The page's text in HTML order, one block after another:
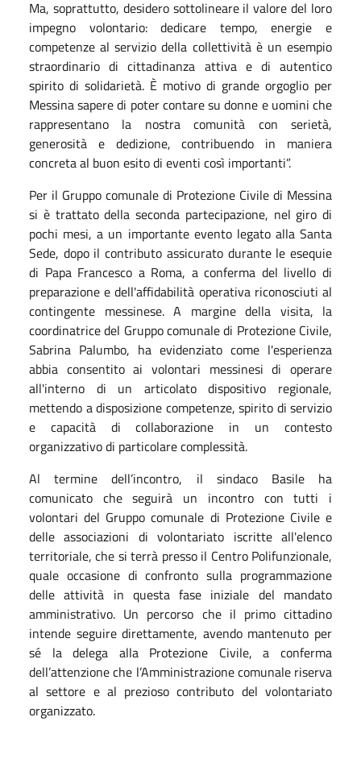
Ma, soprattutto, desidero sottolineare il valore del loro
impegno volontario: dedicare tempo, energie e
competenze al servizio della collettività è un esempio
straordinario di cittadinanza attiva e di autentico
spirito di solidarietà. È motivo di grande orgoglio per
Messina sapere di poter contare su donne e uomini che
rappresentano la nostra comunità con serietà,
generosità e dedizione, contribuendo in maniera
concreta al buon esito di eventi così importanti”.
Per il Gruppo comunale di Protezione Civile di Messina
si è trattato della seconda partecipazione, nel giro di
pochi mesi, a un importante evento legato alla Santa
Sede, dopo il contributo assicurato durante le esequie
di Papa Francesco a Roma, a conferma del livello di
preparazione e dell'affidabilità operativa riconosciuti al
contingente messinese. A margine della visita, la
coordinatrice del Gruppo comunale di Protezione Civile,
Sabrina Palumbo, ha evidenziato come l'esperienza
abbia consentito ai volontari messinesi di operare
all'interno di un articolato dispositivo regionale,
mettendo a disposizione competenze, spirito di servizio
e capacità di collaborazione in un contesto
organizzativo di particolare complessità.
Al termine dell’incontro, il sindaco Basile ha
comunicato che seguirà un incontro con tutti i
volontari del Gruppo comunale di Protezione Civile e
delle associazioni di volontariato iscritte all'elenco
territoriale, che si terrà presso il Centro Polifunzionale,
quale occasione di confronto sulla programmazione
delle attività in questa fase iniziale del mandato
amministrativo. Un percorso che il primo cittadino
intende seguire direttamente, avendo mantenuto per
sé la delega alla Protezione Civile, a conferma
dell’attenzione che l’Amministrazione comunale riserva
al settore e al prezioso contributo del volontariato
organizzato.